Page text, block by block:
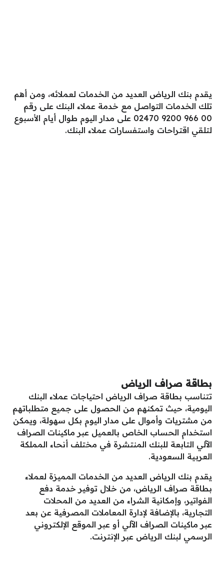
يقدم بنك الرياض العديد من الخدمات لعملائه، ومن أهم
تلك الخدمات التواصل مع خدمة عملاء البنك على رقم
00 966 9200 02470 على مدار اليوم طوال أيام الأسبوع
لتلقي اقتراحات واستفسارات عملاء البنك.
بطاقة صراف الرياض
تتناسب بطاقة صراف الرياض احتياجات عملاء البنك
اليومية، حيث تمكنهم من الحصول على جميع متطلباتهم
من مشتريات وأموال على مدار اليوم بكل سهولة، ويمكن
استخدام الحساب الخاص بالعميل عبر ماكينات الصراف
الآلي التابعة للبنك المنتشرة في مختلف أنحاء المملكة
العربية السعودية.
يقدم بنك الرياض العديد من الخدمات المميزة لعملاء
بطاقة صراف الرياض، من خلال توفير خدمة دفع
الفواتير، وإمكانية الشراء من العديد من المحلات
التجارية، بالإضافة لإدارة المعاملات المصرفية عن بعد
عبر ماكينات الصراف الآلي أو عبر الموقع الإلكتروني
الرسمي لبنك الرياض عبر الإنترنت.